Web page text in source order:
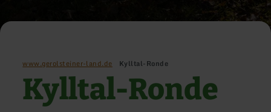
www.gerolsteiner-land.de Kylltal-Ronde
Kylltal-Ronde